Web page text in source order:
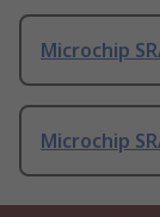
Microchip
Microchip